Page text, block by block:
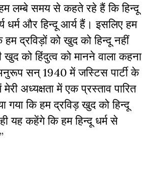
लम्बे समय से कहते रहे हैं कि हिन्दू
धर्म और हिन्दू आर्य हैं। इसलिए हम
द्रविड़ों को खुद को हिन्दू नहीं
खुद को हिंदुत्व को मानने वाला कहना
सन् 1940 में जस्टिस पार्टी के
अध्यक्षता में एक प्रस्ताव पारित
कि हम द्रविड़ खुद को हिन्दू
यह कहेंगे कि हम हिन्दू धर्म से